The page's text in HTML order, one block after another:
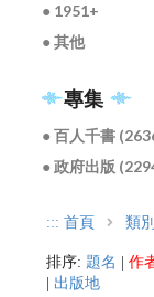
● 1951+
● 其他
專集
● 百人千書
● 政府出版
::: 首頁 類別
排序: 題名 作
出版地